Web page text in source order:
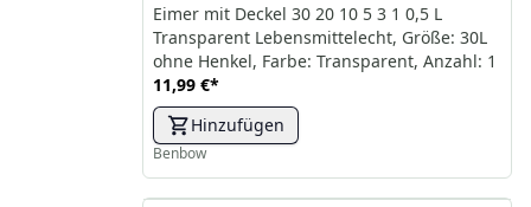
Eimer mit Deckel 30 20 10 5 3 1 0,5 L
Transparent Lebensmittelecht, Größe: 30L
ohne Henkel, Farbe: Transparent, Anzahl: 1
11,99 €*
Hinzufügen
Benbow